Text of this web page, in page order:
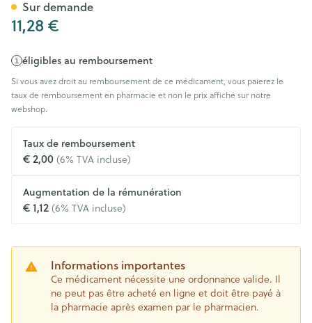
11,28 €
éligibles au remboursement
Si vous avez droit au remboursement de ce médicament, vous paierez le
taux de remboursement en pharmacie et non le prix affiché sur notre
webshop.
Taux de remboursement
€ 2,00(6% TVA incluse)
Augmentation de la rémunération
€ 1,12(6% TVA incluse)
Informations importantes
Ce médicament nécessite une ordonnance valide. Il
ne peut pas être acheté en ligne et doit être payé à
la pharmacie après examen par le pharmacien.
Sur demande